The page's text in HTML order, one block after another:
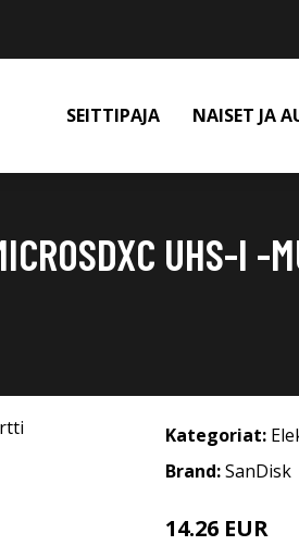
SEITTIPAJA NAISET JA
UHS-I -
Kategoriat:
Brand:SanDisk
14.26 EUR